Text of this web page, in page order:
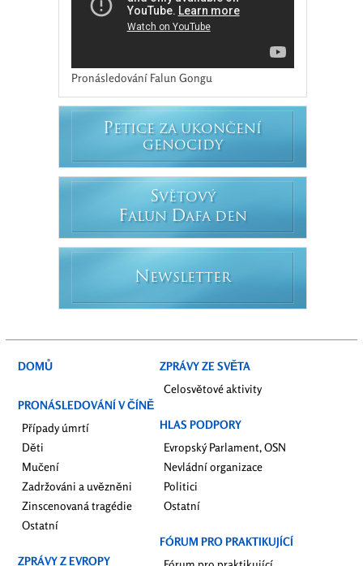
Pronásledování Falun Gongu
PETICE ZA UKONČENÍ
GENOCIDY
SVĚTOVÝ
FALUN DAFA DEN
N EWSLETTER
DOMŮ
PRONÁSLEDOVÁNÍ V ČÍNĚ
Případy úmrtí
Děti
Mučení
Zadržováni a uvězněni
Zinscenovaná tragédie
Ostatní
ZPRÁVY Z EVROPY
ZPRÁVY ZE SVĚTA
Celosvětové aktivity
HLAS PODPORY
Evropský Parlament, OSN
Nevládní organizace
Politici
Ostatní
FÓRUM PRO PRAKTIKUJÍCÍ